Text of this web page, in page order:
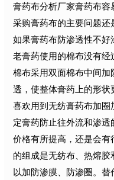
膏药布分析厂家膏药布
采购膏药布的主要问题还
如果膏药布防渗透性不
老膏药使用的棉布没有
棉布采用双面棉布中间
透，使整体膏药上的形
喜欢用到无纺膏药布加
定膏药防止往外流和渗透
价格有所提高，还是会
的组成是无纺布、热熔
以加防渗膜、防渗圈。替